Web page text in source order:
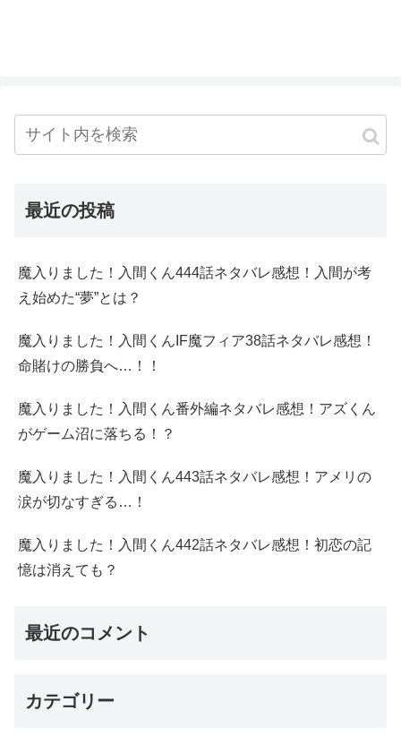
最近の投稿
魔入りました！入間くん444話ネタバレ感想！入間が考
え始めた“夢”とは？
魔入りました！入間くんIF魔フィア38話ネタバレ感想！
命賭けの勝負へ…！！
魔入りました！入間くん番外編ネタバレ感想！アズくん
がゲーム沼に落ちる！？
魔入りました！入間くん443話ネタバレ感想！アメリの
涙が切なすぎる…！
魔入りました！入間くん442話ネタバレ感想！初恋の記
憶は消えても？
最近のコメント
カテゴリー